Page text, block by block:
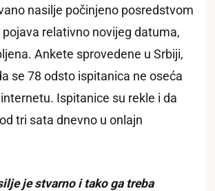
nasilje počinjeno posredstvom
pojava relativno novijeg datuma,
Ankete sprovedene u Srbiji,
se 78 odsto ispitanica ne oseća
Ispitanice su rekle i da
tri sata dnevno u onlajn
je stvarno i tako ga treba